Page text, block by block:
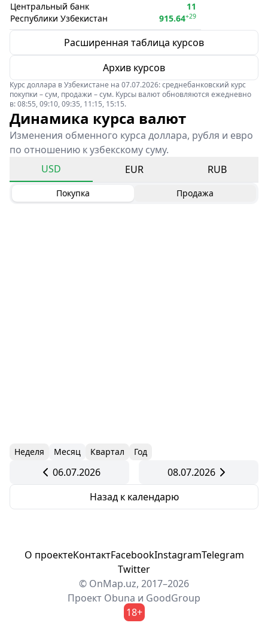
Центральный банк
Республики Узбекистан
11
915.64+29
Расширенная таблица курсов
Архив курсов
Курс доллара в Узбекистане на 07.07.2026: среднебанковский курс
покупки – сум, продажи – сум. Курсы валют обновляются ежедневно
в: 08:55, 09:10, 09:35, 11:15, 15:15.
Динамика курса валют
Изменения обменного курса доллара, рубля и евро
по отношению к узбекскому суму.
USD
EUR RUB
Покупка Продажа
Неделя Месяц Квартал Год
06.07.2026
08.07.2026
Назад к календарю
О проектеКонтактFacebookInstagramTelegram
Twitter
© OnMap.uz, 2017–2026
Проект Obuna и GoodGroup
18+